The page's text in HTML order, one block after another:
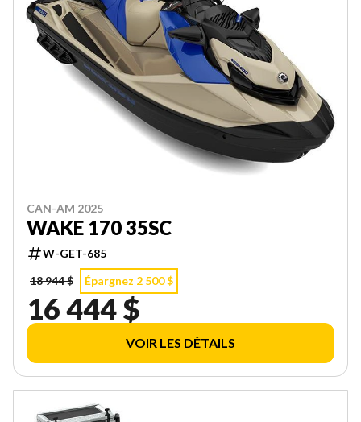
CAN-AM 2025
WAKE 170 35SC
W-GET-685
18 944 $
Épargnez 2 500 $
16 444 $
VOIR LES DÉTAILS